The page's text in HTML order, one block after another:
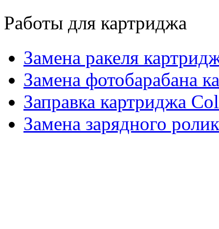
Работы для картриджа
Замена ракеля
Замена фотобарабана
Заправка картриджа
Замена зарядного